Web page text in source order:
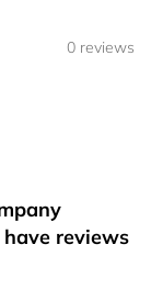
0 reviews
reviews